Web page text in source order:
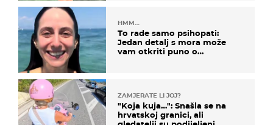
HMM…
To rade samo psihopati:
Jedan detalj s mora može
vam otkriti puno o
ZAMJERATE LI JOJ?
"Koja kuja…": Snašla se na
hrvatskoj granici, ali